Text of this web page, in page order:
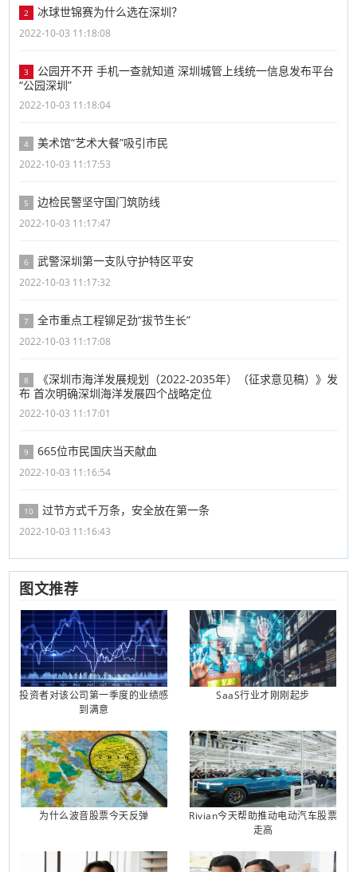
2 冰球世锦赛为什么选在深圳？
2022-10-03 11:18:08
3
公园开不开 手机一查就知道 深圳城管上线统一信息发布平台
“公园深圳”
2022-10-03 11:18:04
4 美术馆“艺术大餐”吸引市民
2022-10-03 11:17:53
5 边检民警坚守国门筑防线
2022-10-03 11:17:47
6 武警深圳第一支队守护特区平安
2022-10-03 11:17:32
7 全市重点工程铆足劲“拔节生长”
2022-10-03 11:17:08
8
《深圳市海洋发展规划（2022-2035年）（征求意见稿）》发
布 首次明确深圳海洋发展四个战略定位
2022-10-03 11:17:01
9 665位市民国庆当天献血
2022-10-03 11:16:54
10 过节方式千万条，安全放在第一条
2022-10-03 11:16:43
图文推荐
投资者对该公司第一季度的业绩感
到满意
SaaS行业才刚刚起步
为什么波音股票今天反弹
Rivian今天帮助推动电动汽车股票
走高